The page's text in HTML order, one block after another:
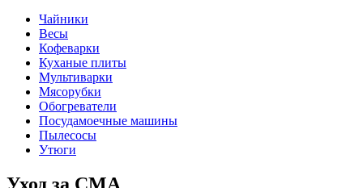
Чайники
Весы
Кофеварки
Куханые плиты
Мультиварки
Мясорубки
Обогреватели
Посудамоечные машины
Пылесосы
Утюги
Уход за СМА